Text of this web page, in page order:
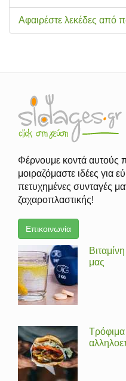
Αφαιρέστε λεκέδες από
Φέρνουμε κοντά αυτούς
μοιραζόμαστε ιδέες για
πετυχημένες συνταγές
ζαχαροπλαστικής!
Επικοινωνία
μας